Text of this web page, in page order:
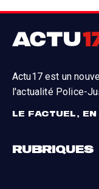
Actu17 est un
l'actualité Police-
LE FACTUEL,
RUBRIQUES